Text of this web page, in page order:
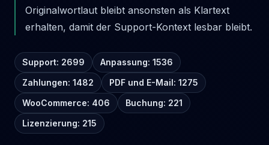
Originalwortlaut bleibt ansonsten als Klartext
erhalten, damit der Support-Kontext lesbar bleibt.
Support: 2699
Anpassung: 1536
Zahlungen: 1482
PDF und E-Mail: 1275
WooCommerce: 406
Buchung: 221
Lizenzierung: 215